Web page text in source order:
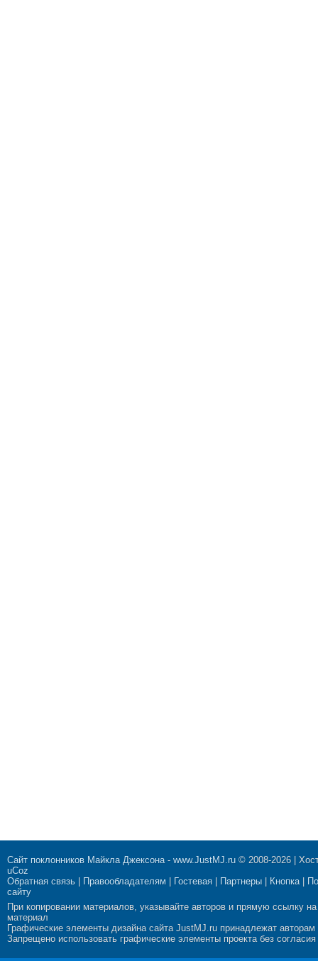
Сайт поклонников Майкла Джексона- www.JustMJ.ru © 2008-2026 |
uCoz
Обратная связь
Правообладателям Гостевая Партнеры Кнопка|
сайту
При копировании материалов, указывайте авторов и прямую ссылку на
материал
Графические элементы дизайна сайта JustMJ.ru принадлежат авторам
Запрещено использовать графические элементы проекта без согласия